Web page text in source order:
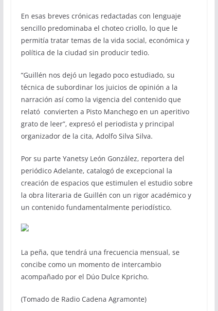
En esas breves crónicas redactadas con lenguaje
sencillo predominaba el choteo criollo, lo que le
permitía tratar temas de la vida social, económica y
política de la ciudad sin producir tedio.
“Guillén nos dejó un legado poco estudiado, su
técnica de subordinar los juicios de opinión a la
narración así como la vigencia del contenido que
relató convierten a Pisto Manchego en un aperitivo
grato de leer”, expresó el periodista y principal
organizador de la cita, Adolfo Silva Silva.
Por su parte Yanetsy León González, reportera del
periódico Adelante, catalogó de excepcional la
creación de espacios que estimulen el estudio sobre
la obra literaria de Guillén con un rigor académico y
un contenido fundamentalmente periodístico.
La peña, que tendrá una frecuencia mensual, se
concibe como un momento de intercambio
acompañado por el Dúo Dulce Kpricho.
(Tomado de Radio Cadena Agramonte)